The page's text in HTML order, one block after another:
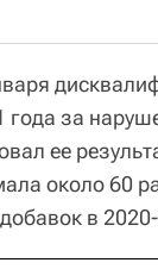
года за
ее
около 60
в